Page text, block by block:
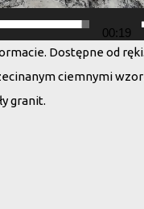
00:19
Dostępne od ręki.
ciemnymi
granit.